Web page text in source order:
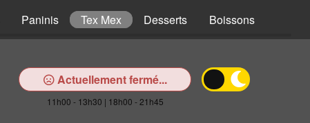
Paninis Tex Mex Desserts Boissons
Actuellement fermé...
11h00 - 13h30 | 18h00 - 21h45